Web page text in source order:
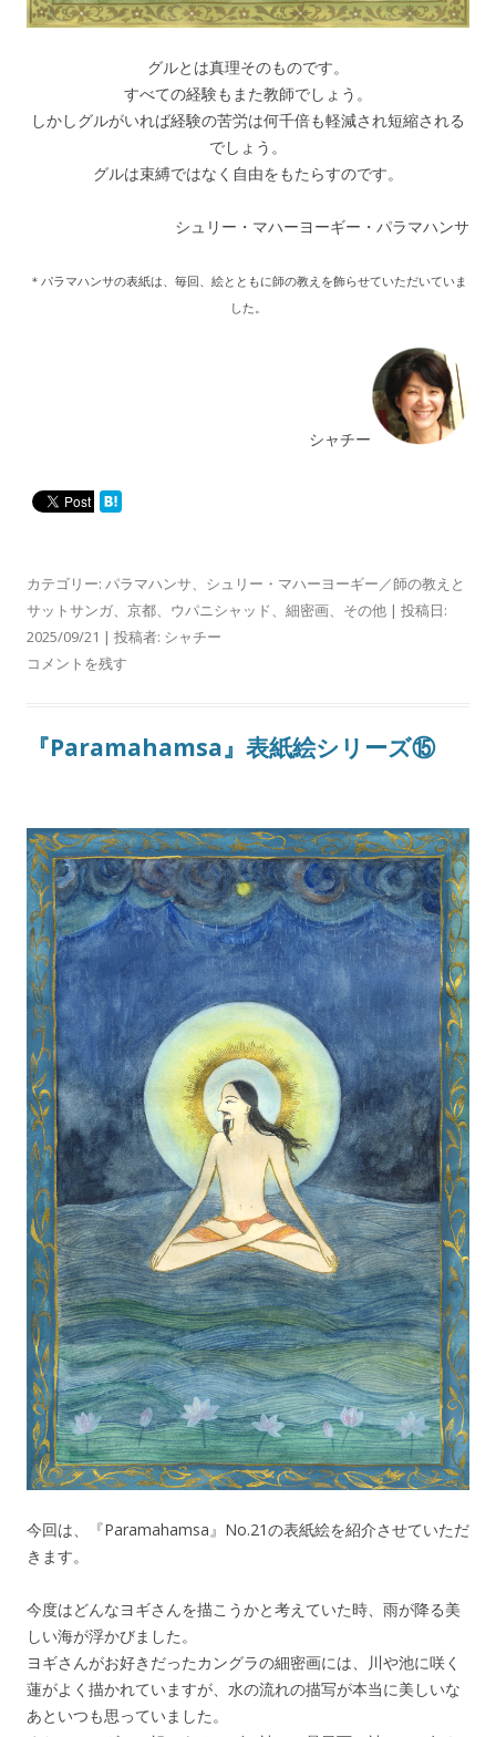
グルとは真理そのものです。
すべての経験もまた教師でしょう。
しかしグルがいれば経験の苦労は何千倍も軽減され短縮される
でしょう。
グルは束縛ではなく自由をもたらすのです。
シュリー・マハーヨーギー・パラマハンサ
＊パラマハンサの表紙は、毎回、絵とともに師の教えを飾らせていただいていま
した。
シャチー
カテゴリー: パラマハンサ、 シュリー・マハーヨーギー／師の教えと
サットサンガ、 京都、 ウパニシャッド、 細密画、 その他 | 投稿日:
2025/09/21 | 投稿者: シャチー
コメントを残す
『Paramahamsa』表紙絵シリーズ⑮
今回は、『Paramahamsa』No.21の表紙絵を紹介させていただ
きます。
今度はどんなヨギさんを描こうかと考えていた時、雨が降る美
しい海が浮かびました。
ヨギさんがお好きだったカングラの細密画には、川や池に咲く
蓮がよく描かれていますが、水の流れの描写が本当に美しいな
あといつも思っていました。